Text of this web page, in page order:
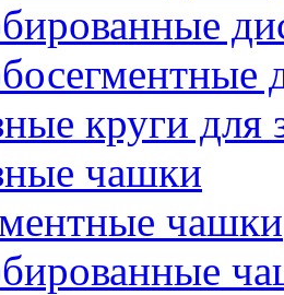
круги для
чашки
чашки